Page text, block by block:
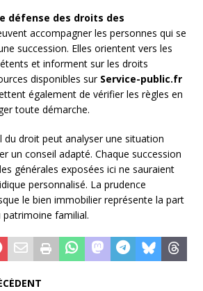
défense des droits des
accompagner les personnes qui se
succession. Elles orientent vers les
et informent sur les droits
disponibles sur Service-public.fr
également de vérifier les règles en
toute démarche.
du droit peut analyser une situation
un conseil adapté. Chaque succession
générales exposées ici ne sauraient
personnalisé. La prudence
le bien immobilier représente la part
familial.